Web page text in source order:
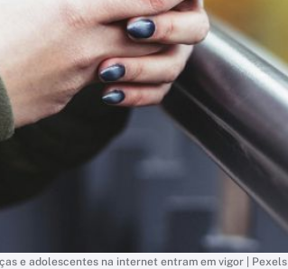
e adolescentes na internet entram em vigor | Pexels